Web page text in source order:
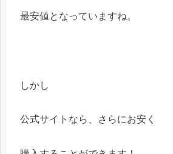
最安値となっていますね。
しかし
公式サイトなら、さらにお安く